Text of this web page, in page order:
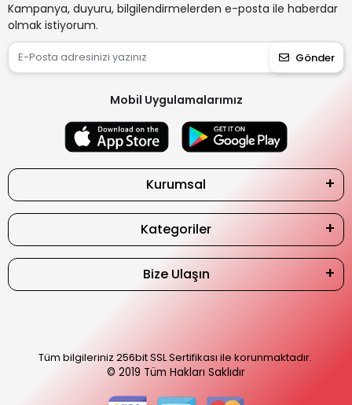
Kampanya, duyuru, bilgilendirmelerden e-posta ile haberdar
olmak istiyorum.
Gönder
Mobil Uygulamalarımız
Kurumsal
Kategoriler
Bize Ulaşın
Tüm bilgileriniz 256bit SSL Sertifikası ile korunmaktadır.
© 2019 Tüm Hakları Saklıdır